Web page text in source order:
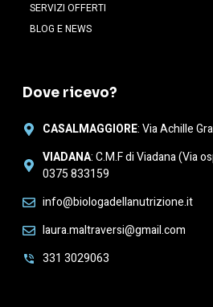
SERVIZI OFFERTI
BLOG E NEWS
Dove ricevo?
CASALMAGGIORE: Via Achille
VIADANA: C.M.F di Viadana (Via
0375 833159
info@biologadellanutrizione.it
laura.maltraversi@gmail.com
331 3029063